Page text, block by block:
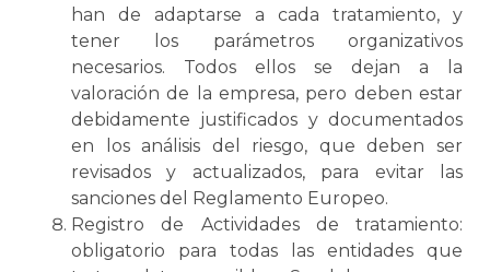
han de adaptarse a cada tratamiento, y
tener los parámetros organizativos
necesarios. Todos ellos se dejan a la
valoración de la empresa, pero deben estar
debidamente justificados y documentados
en los análisis del riesgo, que deben ser
revisados y actualizados, para evitar las
sanciones del Reglamento Europeo.
Registro de Actividades de tratamiento:
obligatorio para todas las entidades que